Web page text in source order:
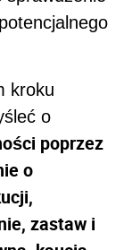
kroku
o
poprzez
o
zastaw i